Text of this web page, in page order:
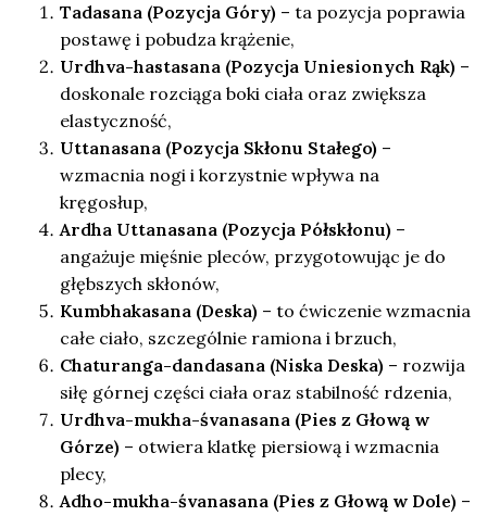
Tadasana (Pozycja Góry) – ta pozycja poprawia
postawę i pobudza krążenie,
Urdhva-hastasana (Pozycja Uniesionych Rąk) –
doskonale rozciąga boki ciała oraz zwiększa
elastyczność,
Uttanasana (Pozycja Skłonu Stałego) –
wzmacnia nogi i korzystnie wpływa na
kręgosłup,
Ardha Uttanasana (Pozycja Półskłonu) –
angażuje mięśnie pleców, przygotowując je do
głębszych skłonów,
Kumbhakasana (Deska) – to ćwiczenie wzmacnia
całe ciało, szczególnie ramiona i brzuch,
Chaturanga-dandasana (Niska Deska) – rozwija
siłę górnej części ciała oraz stabilność rdzenia,
Urdhva-mukha-śvanasana (Pies z Głową w
Górze) – otwiera klatkę piersiową i wzmacnia
plecy,
Adho-mukha-śvanasana (Pies z Głową w Dole) –